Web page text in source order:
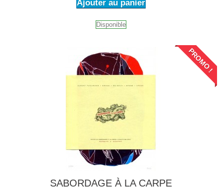
Ajouter au panier
Disponible
PROMO !
SABORDAGE À LA CARPE